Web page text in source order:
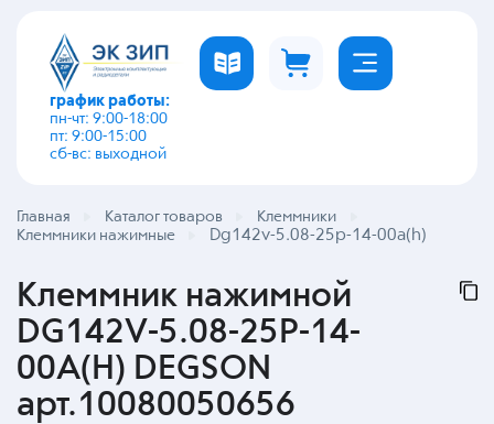
график работы:
пн-чт: 9:00-18:00
пт: 9:00-15:00
сб-вс: выходной
Главная Каталог товаров
Клеммники
Клеммники нажимные
Dg142v-5.08-25p-14-00a(h)
Клеммник нажимной
DG142V-5.08-25P-14-
00A(H) DEGSON
арт.10080050656